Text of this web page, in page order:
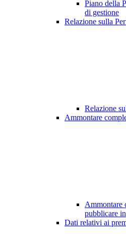
Piano della
di gestione
Relazione sulla
Relazione
Ammontare
Ammontare
pubblicare
Dati relativi ai